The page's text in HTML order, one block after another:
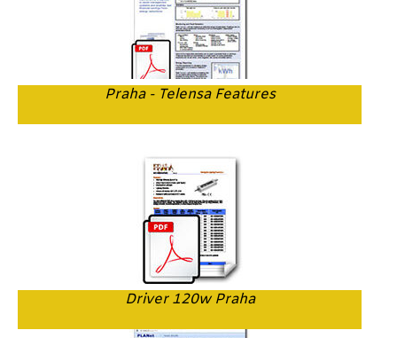
Praha - Telensa Features
Driver 120w Praha